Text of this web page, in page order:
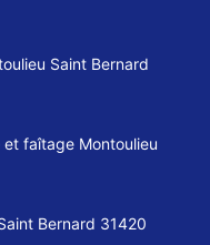
Saint Bernard
faîtage Montoulieu
Bernard 31420